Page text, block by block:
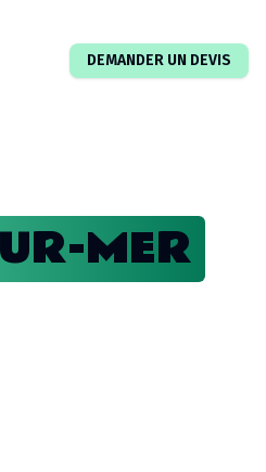
DEMANDER UN DEVIS
MER